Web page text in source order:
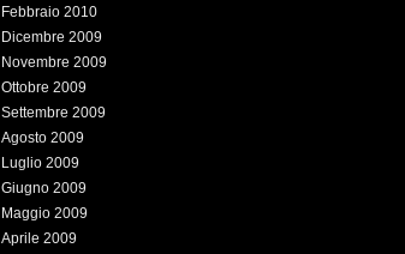
Febbraio 2010
Dicembre 2009
Novembre 2009
Ottobre 2009
Settembre 2009
Agosto 2009
Luglio 2009
Giugno 2009
Maggio 2009
Aprile 2009